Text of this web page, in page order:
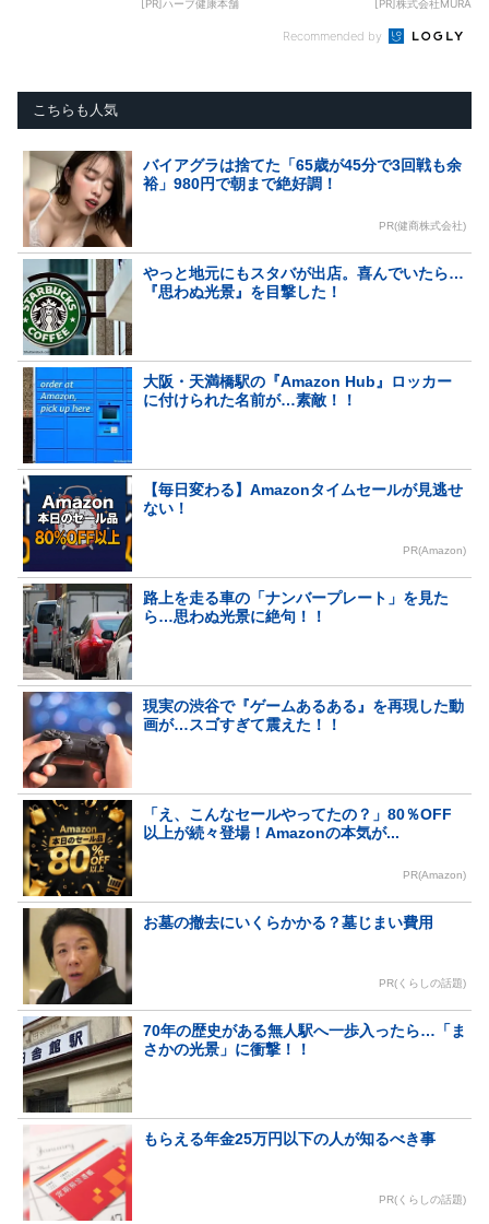
[PR]ハーブ健康本舗 [PR]株式会社MURA
Recommended by
こちらも人気
バイアグラは捨てた「65歳が45分で3回戦も余
裕」980円で朝まで絶好調！
PR(健商株式会社)
やっと地元にもスタバが出店。喜んでいたら…
『思わぬ光景』を目撃した！
大阪・天満橋駅の『Amazon Hub』ロッカー
に付けられた名前が…素敵！！
【毎日変わる】Amazonタイムセールが見逃せ
ない！
PR(Amazon)
路上を走る車の「ナンバープレート」を見た
ら…思わぬ光景に絶句！！
現実の渋谷で『ゲームあるある』を再現した動
画が…スゴすぎて震えた！！
「え、こんなセールやってたの？」80％OFF
以上が続々登場！Amazonの本気が...
PR(Amazon)
お墓の撤去にいくらかかる？墓じまい費用
PR(くらしの話題)
70年の歴史がある無人駅へ一歩入ったら…「ま
さかの光景」に衝撃！！
もらえる年金25万円以下の人が知るべき事
PR(くらしの話題)